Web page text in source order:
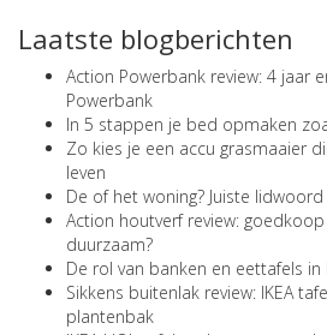
Laatste blogberichten
Action Powerbank review: 4 jaar
Powerbank
In 5 stappen je bed opmaken
Zo kies je een accu grasmaaier
leven
De of het woning? Juiste lidwoord
Action houtverf review:
duurzaam?
De rol van banken en eettafels
Sikkens buitenlak review: IKEA
plantenbak